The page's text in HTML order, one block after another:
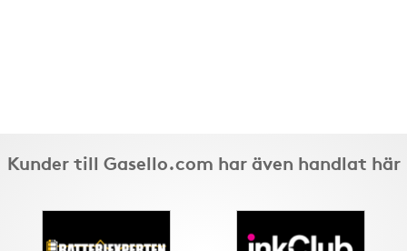
Kunder till Gasello.com har även handlat här